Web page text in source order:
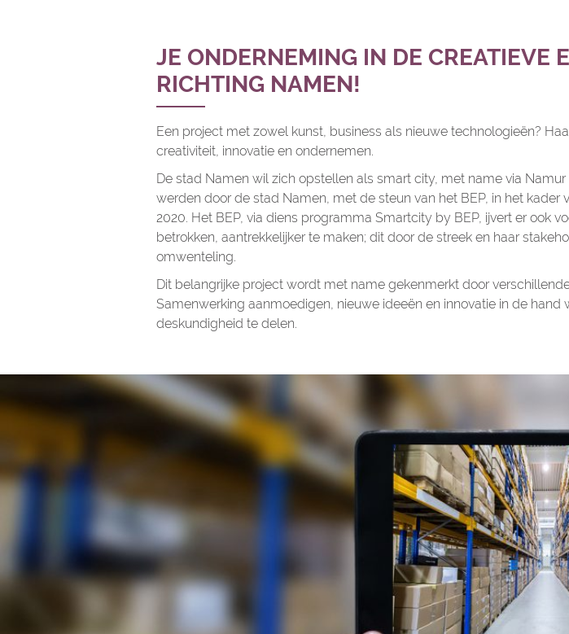
JE ONDERNEMING IN DE CREATIEVE
RICHTING NAMEN!
Een project met zowel kunst, business als nieuwe technologieën?
creativiteit, innovatie en ondernemen.
De stad Namen wil zich opstellen als smart city, met name via
werden door de stad Namen, met de steun van het BEP, in het kader
2020. Het BEP, via diens programma Smartcity by BEP, ijvert er ook
betrokken, aantrekkelijker te maken; dit door de streek en haar
omwenteling.
Dit belangrijke project wordt met name gekenmerkt door
Samenwerking aanmoedigen, nieuwe ideeën en innovatie in de hand
deskundigheid te delen.